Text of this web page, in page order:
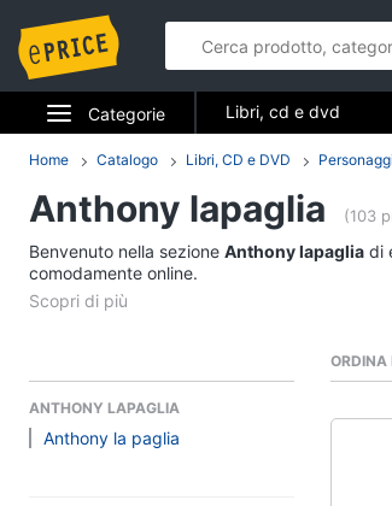
Categorie
Elettrodomestici
Informatica
Telefonia
Smart home
Videogiochi
Libri, cd e dvd
Home Catalogo Libri, CD e DVD
Anthony lapaglia (103
Benvenuto nella sezione Anthony lapaglia di
comodamente online.
ANTHONY LAPAGLIA
Anthony la paglia
ORDINA